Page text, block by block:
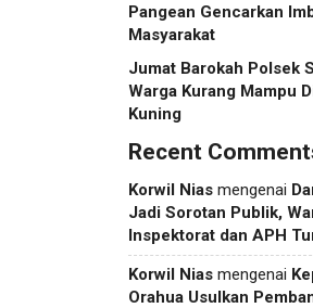
Pangean Gencarkan
Masyarakat
Jumat Barokah Polsek
Warga Kurang Mampu
Kuning
Recent
Korwil Nias mengenai
Jadi Sorotan Publik,
Inspektorat dan APH
Korwil Nias mengenai
Orahua Usulkan